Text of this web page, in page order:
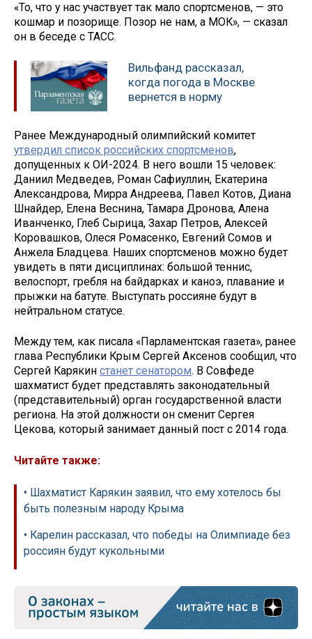
«То, что у нас участвует так мало спортсменов, — это
кошмар и позорище. Позор не нам, а МОК», — сказал
он в беседе с ТАСС.
Вильфанд рассказал,
когда погода в Москве
вернется в норму
Ранее Международный олимпийский комитет
утвердил список российских спортсменов,
допущенных к ОИ-2024. В него вошли 15 человек:
Даниил Медведев, Роман Сафиуллин, Екатерина
Александрова, Мирра Андреева, Павел Котов, Диана
Шнайдер, Елена Веснина, Тамара Дронова, Алена
Иванченко, Глеб Сырица, Захар Петров, Алексей
Коровашков, Олеся Ромасенко, Евгений Сомов и
Анжела Бладцева. Наших спортсменов можно будет
увидеть в пяти дисциплинах: большой теннис,
велоспорт, гребля на байдарках и каноэ, плавание и
прыжки на батуте. Выступать россияне будут в
нейтральном статусе.
Между тем, как писала «Парламентская газета», ранее
глава Республики Крым Сергей Аксенов сообщил, что
Сергей Карякин станет сенатором. В Совфеде
шахматист будет представлять законодательный
(представительный) орган государственной власти
региона. На этой должности он сменит Сергея
Цекова, который занимает данный пост с 2014 года.
Читайте также:
• Шахматист Карякин заявил, что ему хотелось бы
быть полезным народу Крыма
• Карелин рассказал, что победы на Олимпиаде без
россиян будут кукольными